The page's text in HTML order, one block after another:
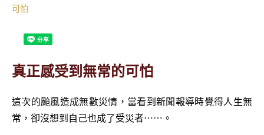
可怕
真正感受到無常的可怕
這次的颱風造成無數災情，當看到新聞報導時覺得人生無
常，卻沒想到自己也成了受災者⋯⋯。